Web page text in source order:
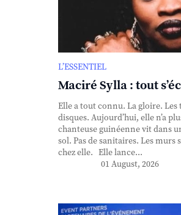
L’ESSENTIEL
Maciré Sylla : tout
Elle a tout connu. La gloire. Les
disques. Aujourd’hui, elle n’a
chanteuse guinéenne vit dans
sol. Pas de sanitaires. Les murs
chez elle. Elle lance...
01 August, 2026